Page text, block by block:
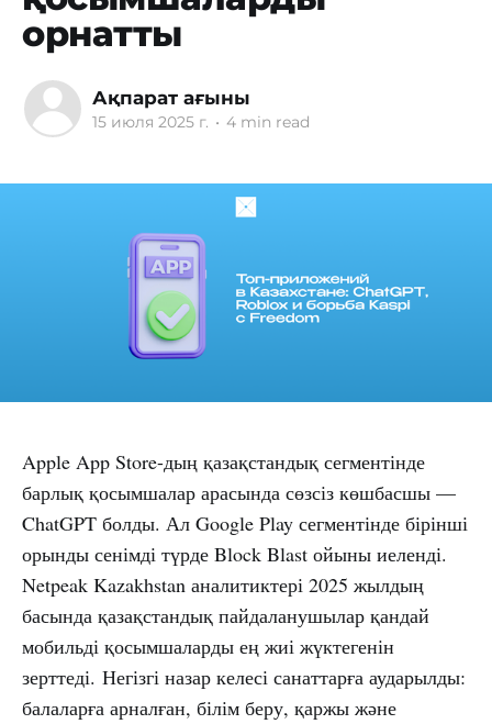
орнатты
Ақпарат ағыны
15 июля 2025 г. • 4 min read
Apple App Store-дың қазақстандық сегментінде
барлық қосымшалар арасында сөзсіз көшбасшы —
ChatGPT болды. Ал Google Play сегментінде бірінші
орынды сенімді түрде Block Blast ойыны иеленді.
Netpeak Kazakhstan аналитиктері 2025 жылдың
басында қазақстандық пайдаланушылар қандай
мобильді қосымшаларды ең жиі жүктегенін
зерттеді. Негізгі назар келесі санаттарға аударылды:
балаларға арналған, білім беру, қаржы және